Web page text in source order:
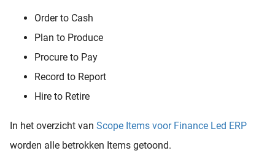
Order to Cash
Plan to Produce
Procure to Pay
Record to Report
Hire to Retire
In het overzicht van Scope Items voor Finance Led ERP
worden alle betrokken Items getoond.